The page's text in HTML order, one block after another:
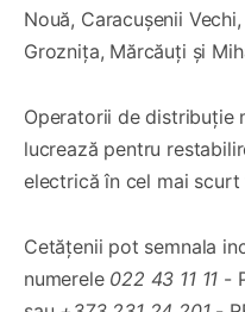
Nouă, Caracușenii
Groznița, Mărcăuți și
Operatorii de distribuție
lucrează pentru
electrică în cel mai scurt
Cetățenii pot semnala
numerele022 43 11 11 -